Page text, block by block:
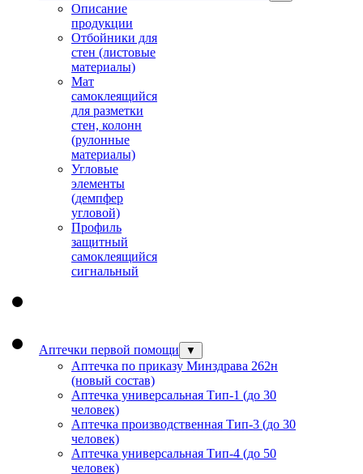
Описание
продукции
Отбойники для
стен (листовые
материалы)
Мат
самоклеящийся
для разметки
стен, колонн
(рулонные
материалы)
Угловые
элементы
(демпфер
угловой)
Профиль
защитный
cамоклеящийся
сигнальный
Аптечки первой помощи ▼
Аптечка по приказу Минздрава 262н
(новый состав)
Аптечка универсальная Тип-1 (до 30
человек)
Аптечка производственная Тип-3 (до 30
человек)
Аптечка универсальная Тип-4 (до 50
человек)